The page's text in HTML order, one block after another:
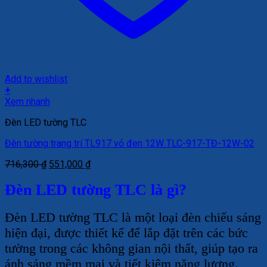
Add to wishlist
+
Xem nhanh
Đèn LED tường TLC
Đèn tường trang trí TL917 vỏ đen 12W TLC-917-TĐ-12W-02
716,300₫ Giá
là:
716,300 ₫.
551,000 ₫Giá
tại
là:
Đèn LED tường TLC là gì?
Đèn LED tường TLC là một loại đèn chiếu sáng
hiện đại, được thiết kế để lắp đặt trên các bức
tường trong các không gian nội thất, giúp tạo ra
ánh sáng mềm mại và tiết kiệm năng lượng.